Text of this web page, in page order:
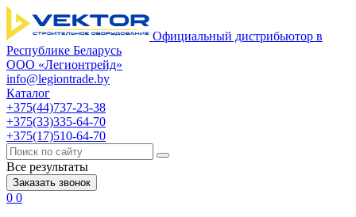
Официальный дистрибьютор в
Республике Беларусь
ООО «Легионтрейд»
info@legiontrade.by
Каталог
+375(44)737-23-38
+375(33)335-64-70
+375(17)510-64-70
Все результаты
Заказать звонок
0 0